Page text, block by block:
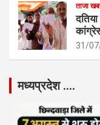
ताजा
31/
मध्यप्रदेश ….